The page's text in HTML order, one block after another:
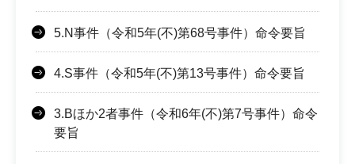
5.N事件（令和5年(不)第68号事件）命令要旨
4.S事件（令和5年(不)第13号事件）命令要旨
3.Bほか2者事件（令和6年(不)第7号事件）命令
要旨